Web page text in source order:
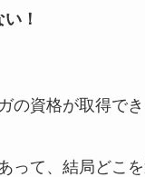
！
の資格が取得で
って、結局どこ